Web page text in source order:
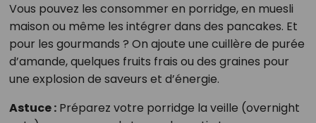
Vous pouvez les consommer en porridge, en muesli
maison ou même les intégrer dans des pancakes. Et
pour les gourmands ? On ajoute une cuillère de purée
d’amande, quelques fruits frais ou des graines pour
une explosion de saveurs et d’énergie.
Astuce :Préparez votre porridge la veille (overnight